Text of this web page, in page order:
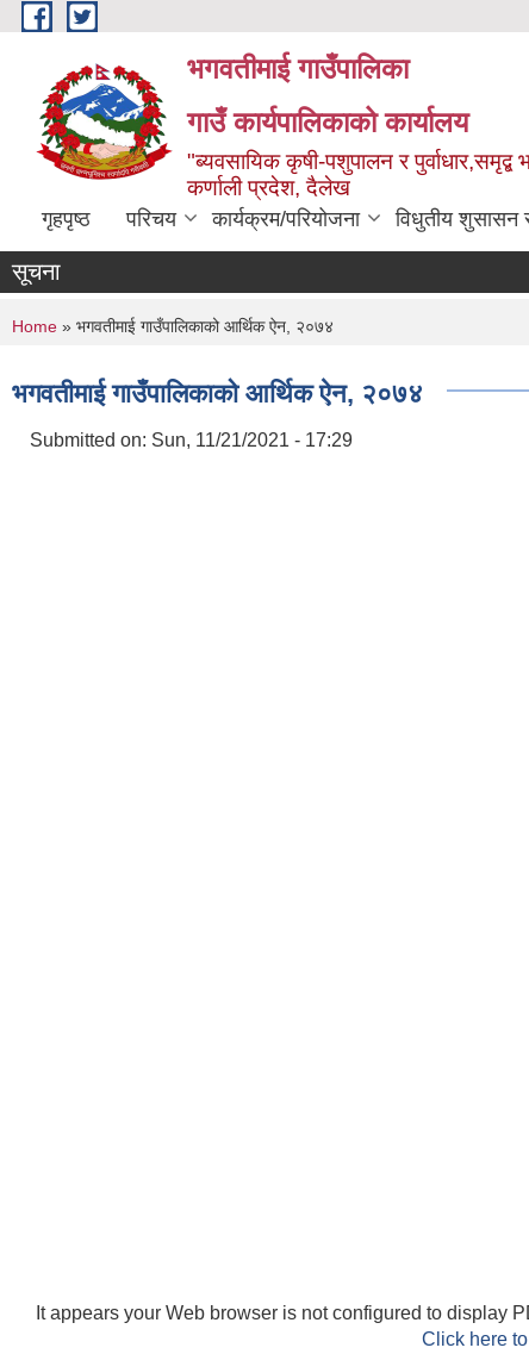
Skip to main content
भगवतीमाई गाउँपालिका
गाउँ कार्यपालिकाको कार्यालय
"ब्यवसायिक कृषी-पशुपालन र पुर्वाधार,समृद्ब
कर्णाली प्रदेश, दैलेख
गृहपृष्ठ परिचय कार्यक्रम/परियोजना विधुतीय शुसासन
सूचना
You are here
Home » भगवतीमाई गाउँपालिकाको आर्थिक ऐन, २०७४
भगवतीमाई गाउँपालिकाको आर्थिक ऐन, २०७४
Submitted on: Sun, 11/21/2021 - 17:29
It appears your Web browser is not configured to display
Click here